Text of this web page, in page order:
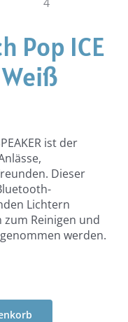
Pop ICE
Weiß
ist der
Dieser
Lichtern
Reinigen und
werden.